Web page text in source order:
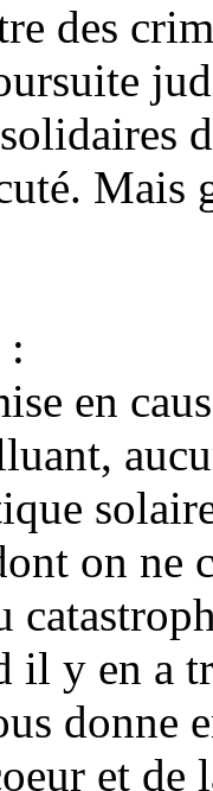
des
Mais
en
on ne
il y en a
donne
et de